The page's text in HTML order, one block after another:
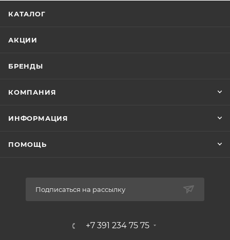
КАТАЛОГ
АКЦИИ
БРЕНДЫ
КОМПАНИЯ
ИНФОРМАЦИЯ
ПОМОЩЬ
Подписаться на рассылку
+7 391 234 75 75